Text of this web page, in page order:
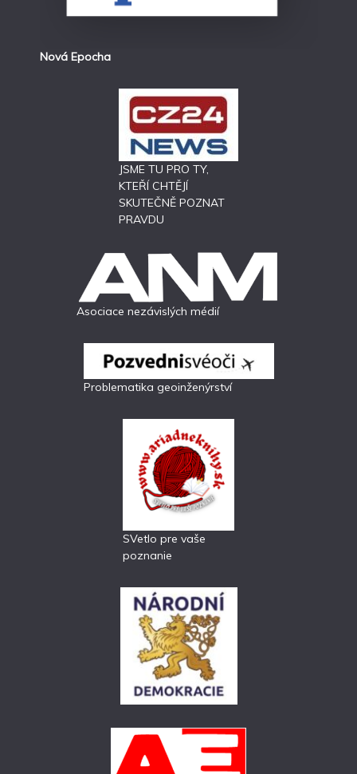
Nová Epocha
JSME TU PRO TY,
KTEŘÍ CHTĚJÍ
SKUTEČNĚ POZNAT
PRAVDU
Asociace nezávislých médií
Problematika geoinženýrství
SVetlo pre vaše
poznanie